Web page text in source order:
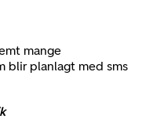
mange
blir planlagt med sms